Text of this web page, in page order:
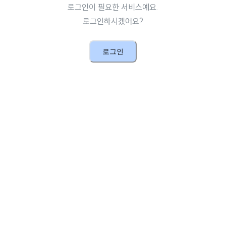
로그인이 필요한 서비스예요.
로그인하시겠어요?
로그인